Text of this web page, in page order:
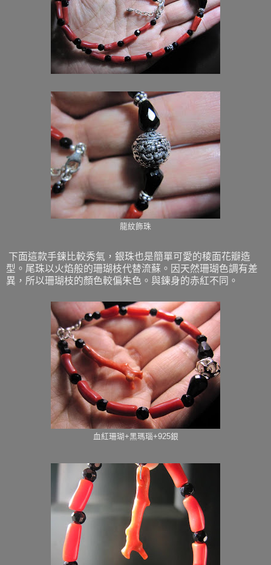
龍紋飾珠
下面這款手鍊比較秀氣，銀珠也是簡單可愛的稜面花瓣造
型。尾珠以火焰般的珊瑚枝代替流蘇。因天然珊瑚色調有差
異，所以珊瑚枝的顏色較偏朱色。與鍊身的赤紅不同。
血紅珊瑚+黑瑪瑙+925銀